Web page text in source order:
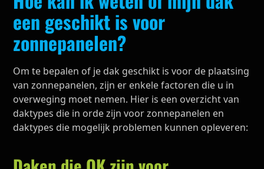
een geschikt is voor
zonnepanelen?
Om te bepalen of je dak geschikt is voor de plaatsing
van zonnepanelen, zijn er enkele factoren die u in
overweging moet nemen. Hier is een overzicht van
daktypes die in orde zijn voor zonnepanelen en
daktypes die mogelijk problemen kunnen opleveren: